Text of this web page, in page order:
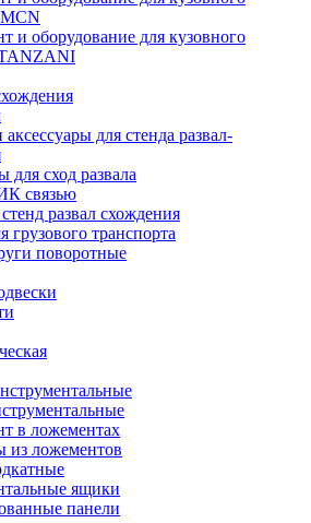
и оборудование для кузовного
аксессуары для стенда развал-
сход развала
связью
развал схождения
грузового транспорта
поворотные
в ложементах
из ложементов
ящики
панели